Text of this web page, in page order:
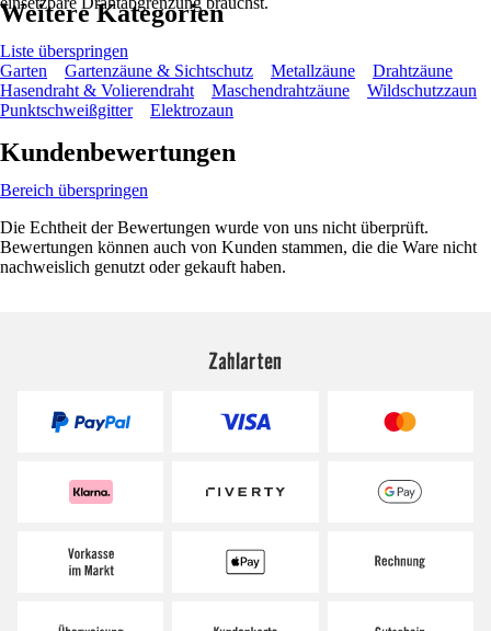
Weitere Kategorien
Liste überspringen
Garten
Gartenzäune & Sichtschutz Metallzäune
Drahtzäune
Hasendraht & Volierendraht
Maschendrahtzäune
Wildschutzzaun
Punktschweißgitter
Elektrozaun
Kundenbewertungen
Bereich überspringen
Die Echtheit der Bewertungen wurde von uns nicht überprüft.
Bewertungen können auch von Kunden stammen, die die Ware nicht
nachweislich genutzt oder gekauft haben.
Zahlarten